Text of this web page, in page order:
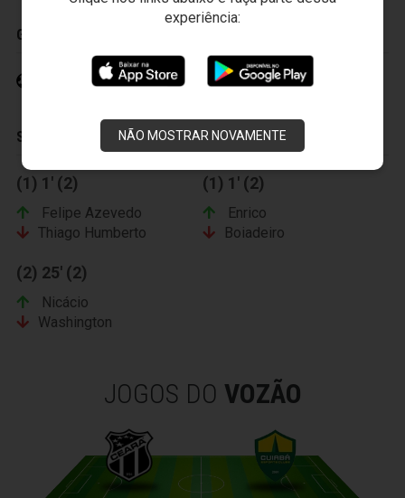
experiência:
NÃO MOSTRAR NOVAMENTE
GOLS
Felipe Azevedo 35' (2)
SUBSTITUIÇÕES
(1) 1' (2)
Felipe Azevedo
Thiago Humberto
(1) 1' (2)
Enrico
Boiadeiro
(2) 25' (2)
Nicácio
Washington
JOGOS DO VOZÃO